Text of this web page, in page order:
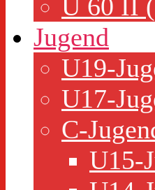
Ü 60 II
Jugend
U19-
U17-
C-
U15-